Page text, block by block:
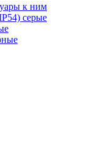
к ним
серые